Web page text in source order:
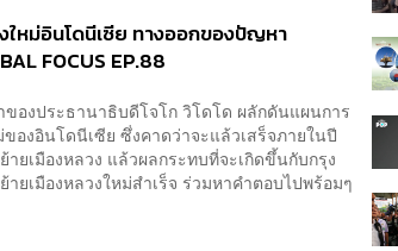
ใหม่อินโดนีเซีย ทางออกของปัญหา
FOCUS EP.88
องประธานาธิบดีโจโก วิโดโด ผลักดันแผนการ
องอินโดนีเซีย ซึ่งคาดว่าจะแล้วเสร็จภายในปี
ยเมืองหลวง แล้วผลกระทบที่จะเกิดขึ้นกับกรุง
ายเมืองหลวงใหม่สำเร็จ ร่วมหาคำตอบไปพร้อมๆ